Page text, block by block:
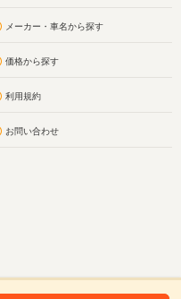
メーカー・車名から探す
価格から探す
利用規約
お問い合わせ